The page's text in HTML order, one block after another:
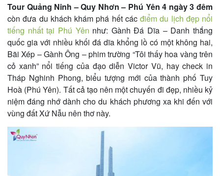
Tour Quảng Ninh – Quy Nhơn – Phú Yên 4 ngày 3 đêm
còn đưa du khách khám phá hết các điểm du lịch đẹp nổi
tiếng nhất tại Phú Yên như: Gành Đá Dĩa – Danh thắng
quốc gia với nhiều khối đá dĩa khổng lồ có một không hai,
Bãi Xép – Gành Ông – phim trường “Tôi thấy hoa vàng trên
cỏ xanh” nổi tiếng của đạo diễn Victor Vũ, hay check in
Tháp Nghinh Phong, biểu tượng mới của thành phố Tuy
Hoà (Phú Yên). Tất cả tạo nên một chuyến đi đẹp, nhiều kỷ
niệm đáng nhớ dành cho du khách phương xa khi đến với
vùng đất Xứ Nẫu nên thơ này.